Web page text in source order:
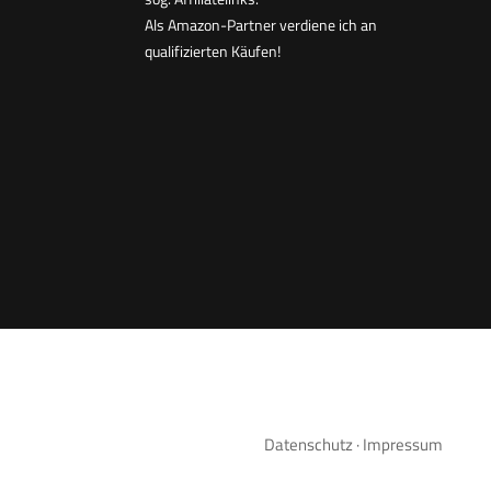
Als Amazon-Partner verdiene ich an
qualifizierten Käufen!
Datenschutz·Impressum